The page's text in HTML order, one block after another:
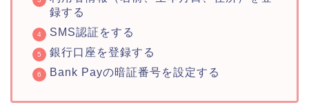
録する
SMS認証をする
銀行口座を登録する
Bank Payの暗証番号を設定する